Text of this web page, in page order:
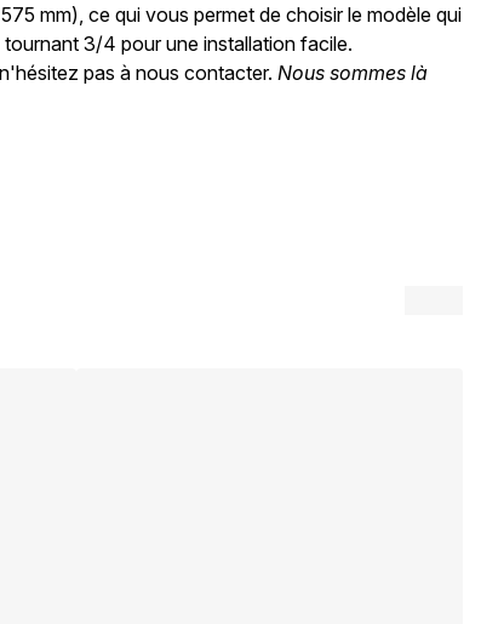
mm), ce qui vous permet de choisir le modèle qui
3/4 pour une installation facile.
pas à nous contacter.Nous sommes là